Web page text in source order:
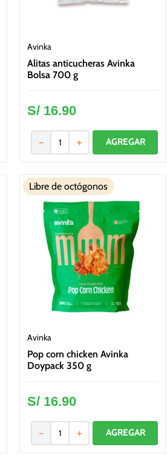
Avinka
Alitas anticucheras Avinka
Bolsa 700 g
S/ 16.90
＋
－
Libre de octógonos
Avinka
Pop corn chicken Avinka
Doypack 350 g
S/ 16.90
＋
－